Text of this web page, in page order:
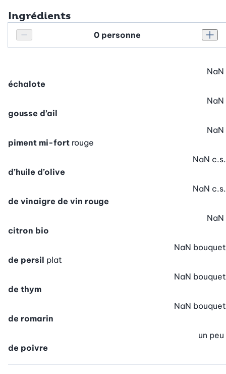
Ingrédients
Réduire le nombre de personnes
Personnes
échalote
NaN
gousse d’ail
NaN
piment mi-fort rouge
NaN
d’huile d’olive
NaN c.s.
de vinaigre de vin rouge
NaN c.s.
citron bio
NaN
de persil plat
NaN bouquet
de thym
NaN bouquet
de romarin
NaN bouquet
de poivre
un peu